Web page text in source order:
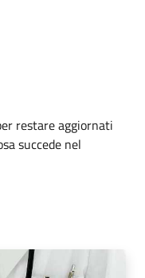
restare aggiornati
succede nel